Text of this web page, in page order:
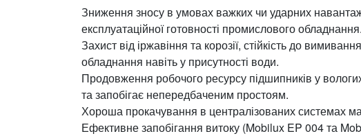
Зниження зносу в умовах важких чи ударних
експлуатаційної готовності промислового обладнання.
Захист від іржавіння та корозії, стійкість до
обладнання навіть у присутності води.
Продовження робочого ресурсу підшипників у
та запобігає непередбаченим простоям.
Хороша прокачування в централізованих системах
Ефективне запобігання витоку (Mobilux EP 004 та